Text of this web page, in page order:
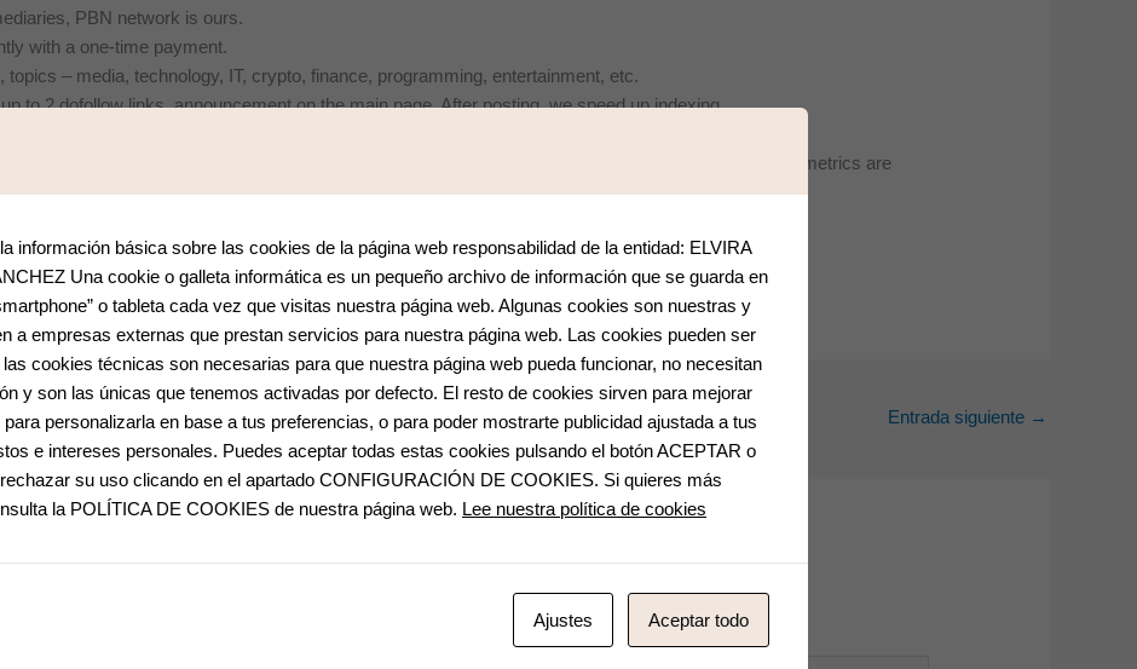
PBN network is ours.
with a one-time payment.
– media, technology, IT, crypto, finance, programming, entertainment, etc.
to 2 dofollow links, announcement on the main page. After posting, we speed up indexing.
with external links
to 10 articles are published per month. The sites are periodically pumped up with external links and metrics are
and other topics.
Entrada siguiente →
será publicada.
información básica sobre las cookies de la página web responsabilidad de la entidad: ELVIRA
Una cookie o galleta informática es un pequeño archivo de información que se guarda en
o tableta cada vez que visitas nuestra página web. Algunas cookies son nuestras y
a empresas externas que prestan servicios para nuestra página web. Las cookies pueden ser
cookies técnicas son necesarias para que nuestra página web pueda funcionar, no necesitan
y son las únicas que tenemos activadas por defecto. El resto de cookies sirven para mejorar
para personalizarla en base a tus preferencias, o para poder mostrarte publicidad ajustada a tus
e intereses personales. Puedes aceptar todas estas cookies pulsando el botón ACEPTAR o
su uso clicando en el apartado CONFIGURACIÓN DE COOKIES. Si quieres más
la POLÍTICA DE COOKIES de nuestra página web. Lee nuestra política de cookies
Ajustes Aceptar todo